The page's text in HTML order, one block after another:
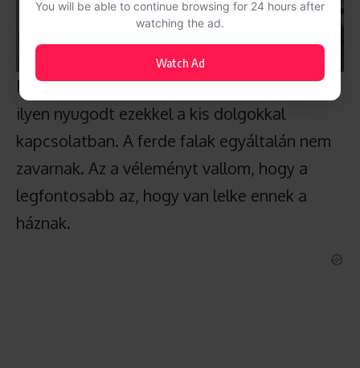
Érdemes megemlíteni, hogy csak én vagyok
ilyen nyugodt ezekkel a kis dolgokkal
kapcsolatban. A ferde falak egyáltalán nem
zavarnak. Az a véleményt vallom, hogy a
legfontosabb az, hogy van lelke ennek a
háznak.
You will be able to continue browsing for 24 hours after
watching the ad.
Watch Ad